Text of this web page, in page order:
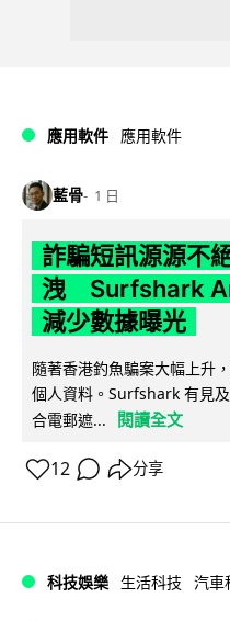
應用軟件 應用軟件
藍骨 1 日
詐騙短訊源源不
洩 Surfshark
減少數據曝光
隨著香港釣魚騙案大幅上升
個人資料。Surfshark 有見
合電郵遮...
閱讀全文
12 分享
科技娛樂 生活科技 汽車